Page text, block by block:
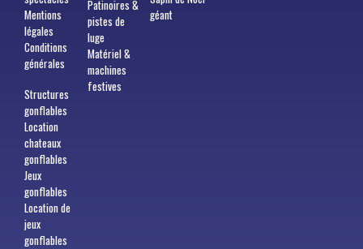
Mentions
légales
Conditions
générales
Structures
gonflables
Location
chateaux
gonflables
Jeux
gonflables
Location de
jeux
gonflables
Patinoires &
pistes de
luge
Matériel &
machines
festives
géant